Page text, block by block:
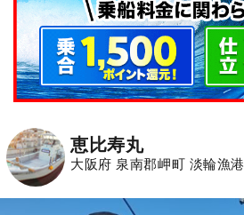
恵比寿丸
大阪府 泉南郡岬町 淡輪漁港